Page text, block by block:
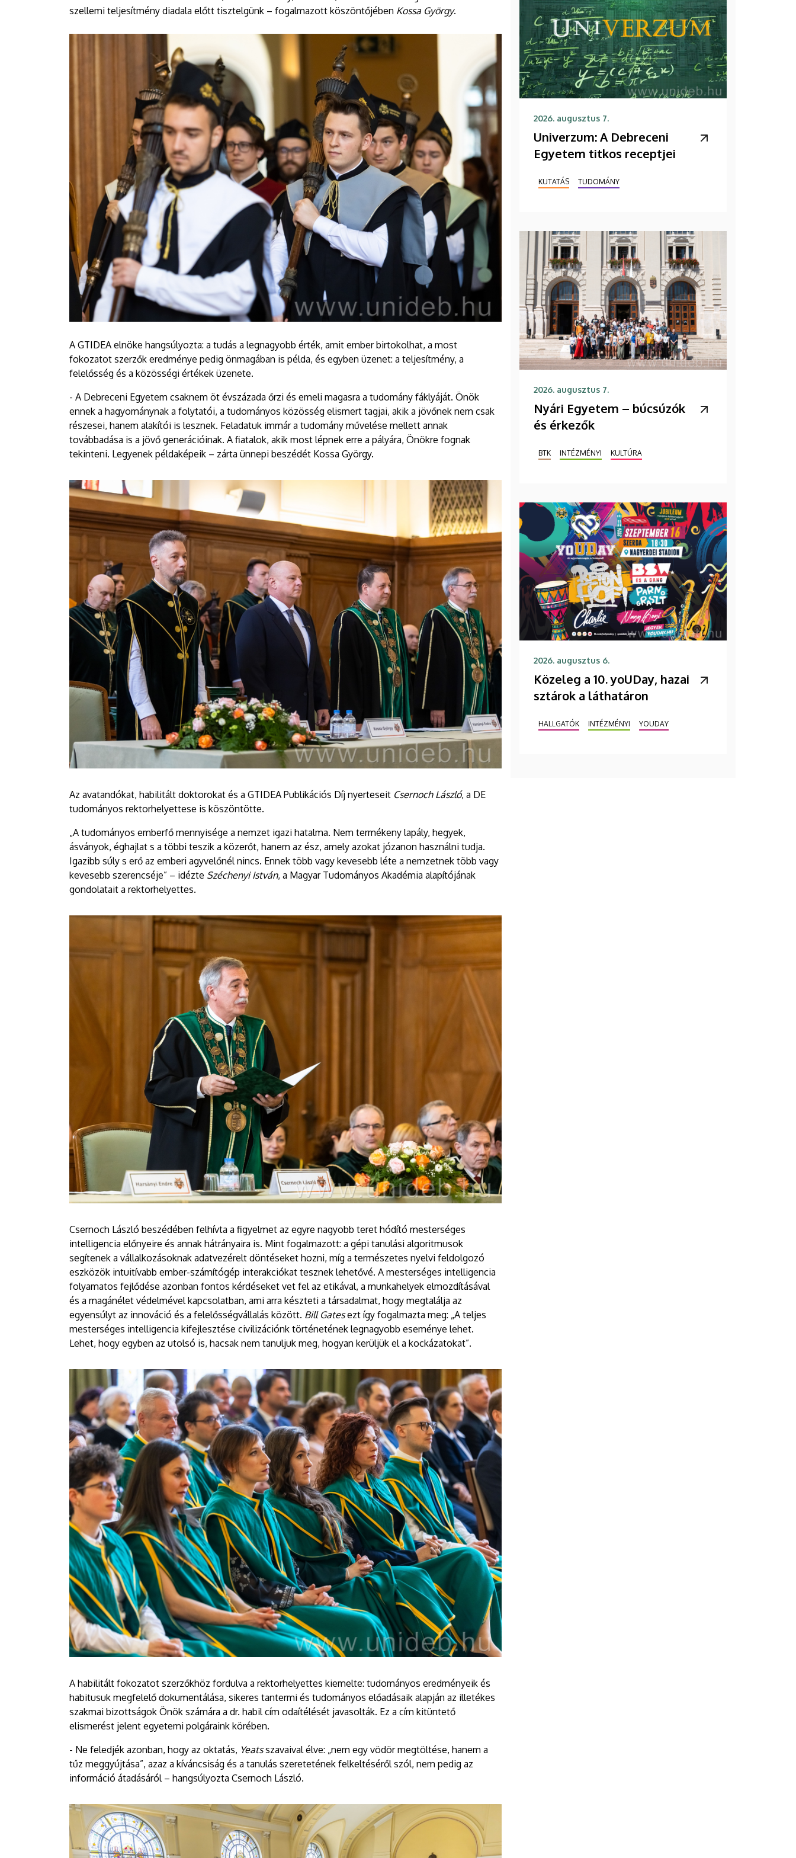
szellemi teljesítmény diadala előtt tisztelgünk – fogalmazott köszöntőjében Kossa György.
A GTIDEA elnöke hangsúlyozta: a tudás a legnagyobb érték, amit ember birtokolhat, a most
fokozatot szerzők eredménye pedig önmagában is példa, és egyben üzenet: a teljesítmény, a
felelősség és a közösségi értékek üzenete.
- A Debreceni Egyetem csaknem öt évszázada őrzi és emeli magasra a tudomány fáklyáját. Önök
ennek a hagyománynak a folytatói, a tudományos közösség elismert tagjai, akik a jövőnek nem csak
részesei, hanem alakítói is lesznek. Feladatuk immár a tudomány művelése mellett annak
továbbadása is a jövő generációinak. A fiatalok, akik most lépnek erre a pályára, Önökre fognak
tekinteni. Legyenek példaképeik – zárta ünnepi beszédét Kossa György.
Az avatandókat, habilitált doktorokat és a GTIDEA Publikációs Díj nyerteseit Csernoch László, a DE
tudományos rektorhelyettese is köszöntötte.
„A tudományos emberfő mennyisége a nemzet igazi hatalma. Nem termékeny lapály, hegyek,
ásványok, éghajlat s a többi teszik a közerőt, hanem az ész, amely azokat józanon használni tudja.
Igazibb súly s erő az emberi agyvelőnél nincs. Ennek több vagy kevesebb léte a nemzetnek több vagy
kevesebb szerencséje” – idézte Széchenyi István, a Magyar Tudományos Akadémia alapítójának
gondolatait a rektorhelyettes.
Csernoch László beszédében felhívta a figyelmet az egyre nagyobb teret hódító mesterséges
intelligencia előnyeire és annak hátrányaira is. Mint fogalmazott: a gépi tanulási algoritmusok
segítenek a vállalkozásoknak adatvezérelt döntéseket hozni, míg a természetes nyelvi feldolgozó
eszközök intuitívabb ember-számítógép interakciókat tesznek lehetővé. A mesterséges intelligencia
folyamatos fejlődése azonban fontos kérdéseket vet fel az etikával, a munkahelyek elmozdításával
és a magánélet védelmével kapcsolatban, ami arra készteti a társadalmat, hogy megtalálja az
egyensúlyt az innováció és a felelősségvállalás között. Bill Gatesezt így fogalmazta meg: „A teljes
mesterséges intelligencia kifejlesztése civilizációnk történetének legnagyobb eseménye lehet.
Lehet, hogy egyben az utolsó is, hacsak nem tanuljuk meg, hogyan kerüljük el a kockázatokat”.
A habilitált fokozatot szerzőkhöz fordulva a rektorhelyettes kiemelte: tudományos eredményeik és
habitusuk megfelelő dokumentálása, sikeres tantermi és tudományos előadásaik alapján az illetékes
szakmai bizottságok Önök számára a dr. habil cím odaítélését javasolták. Ez a cím kitüntető
elismerést jelent egyetemi polgáraink körében.
- Ne feledjék azonban, hogy az oktatás, Yeatsszavaival élve: „nem egy vödör megtöltése, hanem a
tűz meggyújtása”, azaz a kíváncsiság és a tanulás szeretetének felkeltéséről szól, nem pedig az
információ átadásáról – hangsúlyozta Csernoch László.
2026. augusztus 7.
Univerzum: A Debreceni
Egyetem titkos receptjei
KUTATÁS TUDOMÁNY
2026. augusztus 7.
Nyári Egyetem – búcsúzók
és érkezők
BTK INTÉZMÉNYI KULTÚRA
2026. augusztus 6.
Közeleg a 10. yoUDay, hazai
sztárok a láthatáron
HALLGATÓK INTÉZMÉNYI YOUDAY